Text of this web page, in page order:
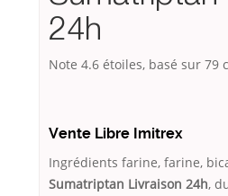
24h
Note 4.6 étoiles, basé sur 79
Vente Libre Imitrex
Ingrédients farine, farine,
Sumatriptan Livraison 24h,